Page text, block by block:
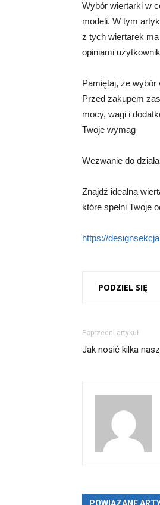
Wybór wiertarki w
modeli. W tym
z tych wiertarek
opiniami
Pamiętaj, że wybór
Przed zakupem
mocy, wagi i
Twoje wymag
Wezwanie do
Znajdź idealną
które spełni Twoje
https://
PODZIEL SIĘ
Poprzedni artykuł
Jak nosić kilka